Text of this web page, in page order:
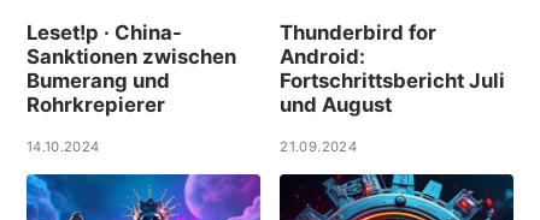
Leset!p · China-
Sanktionen zwischen
Bumerang und
Rohrkrepierer
14.10.2024
Thunderbird for
Android:
Fortschrittsbericht Juli
und August
21.09.2024